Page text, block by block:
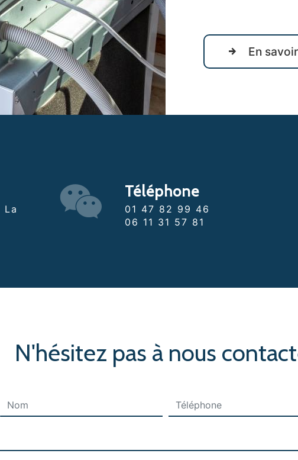
En
Téléphone
01 47 82 99 46
06 11 31 57 81
N'hésitez pas à nous